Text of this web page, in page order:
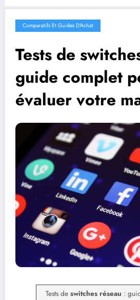
Comparatifs Et Guides D'Achat
Tests de
guide complet
évaluer votre
Tests de switches réseau :